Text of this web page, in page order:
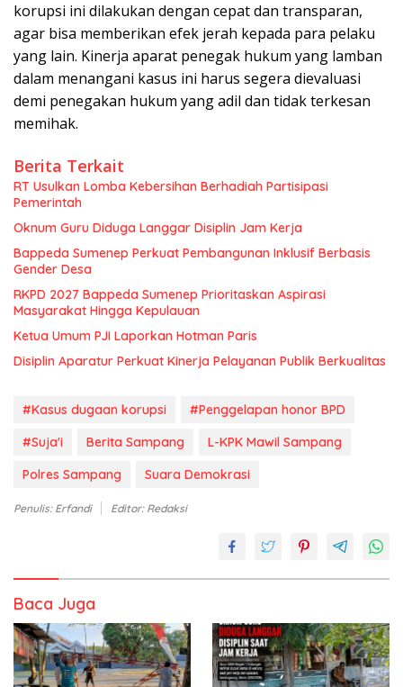
korupsi ini dilakukan dengan cepat dan transparan,
agar bisa memberikan efek jerah kepada para pelaku
yang lain. Kinerja aparat penegak hukum yang lamban
dalam menangani kasus ini harus segera dievaluasi
demi penegakan hukum yang adil dan tidak terkesan
memihak.
Berita Terkait
RT Usulkan Lomba Kebersihan Berhadiah Partisipasi
Pemerintah
Oknum Guru Diduga Langgar Disiplin Jam Kerja
Bappeda Sumenep Perkuat Pembangunan Inklusif Berbasis
Gender Desa
RKPD 2027 Bappeda Sumenep Prioritaskan Aspirasi
Masyarakat Hingga Kepulauan
Ketua Umum PJI Laporkan Hotman Paris
Disiplin Aparatur Perkuat Kinerja Pelayanan Publik Berkualitas
#Kasus dugaan korupsi
#Penggelapan honor BPD
#Suja'i
Berita Sampang
L-KPK Mawil Sampang
Polres Sampang
Suara Demokrasi
Penulis: Erfandi Editor: Redaksi
Baca Juga